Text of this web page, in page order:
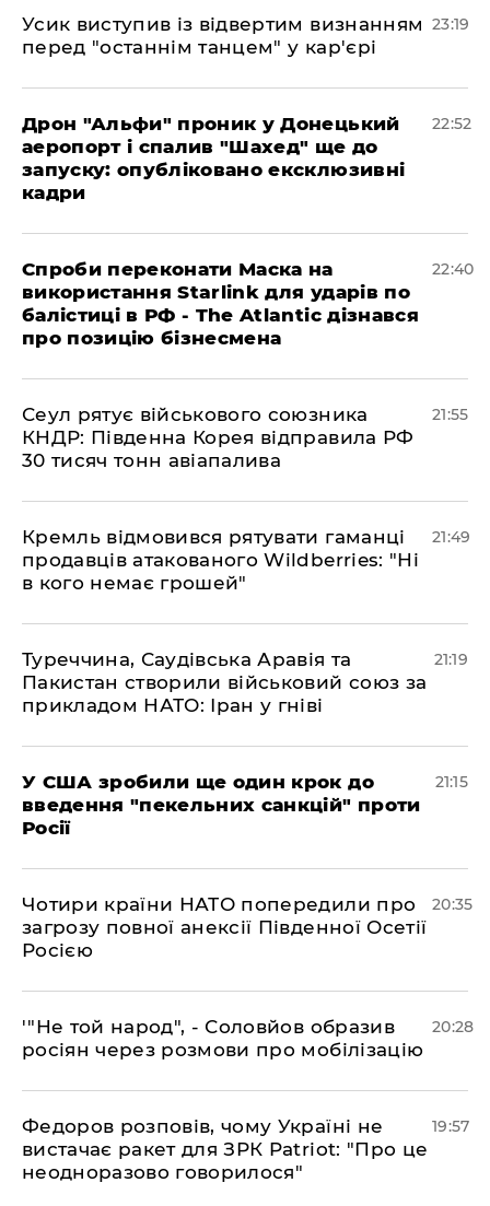
​Усик виступив із відвертим визнанням
перед "останнім танцем" у кар'єрі
23:19
​Дрон "Альфи" проник у Донецький
аеропорт і спалив "Шахед" ще до
запуску: опубліковано ексклюзивні
кадри
22:52
​Спроби переконати Маска на
використання Starlink для ударів по
балістиці в РФ - The Atlantic дізнався
про позицію бізнесмена
22:40
​Сеул рятує військового союзника
КНДР: Південна Корея відправила РФ
30 тисяч тонн авіапалива
21:55
​Кремль відмовився рятувати гаманці
продавців атакованого Wildberries: "Ні
в кого немає грошей"
21:49
​Туреччина, Саудівська Аравія та
Пакистан створили військовий союз за
прикладом НАТО: Іран у гніві
21:19
​У США зробили ще один крок до
введення "пекельних санкцій" проти
Росії
21:15
​Чотири країни НАТО попередили про
загрозу повної анексії Південної Осетії
Росією
20:35
​'"Не той народ", - Соловйов образив
росіян через розмови про мобілізацію
20:28
​Федоров розповів, чому Україні не
вистачає ракет для ЗРК Patriot: "Про це
неодноразово говорилося"
19:57